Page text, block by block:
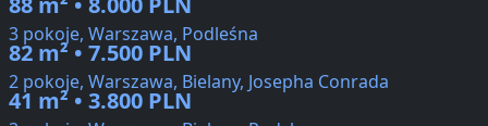
3 pokoje, Warszawa, Podleśna
82 m² • 7.500 PLN
2 pokoje, Warszawa, Bielany, Josepha Conrada
41 m² • 3.800 PLN